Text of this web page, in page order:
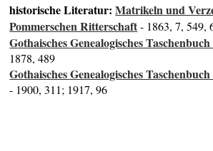
historische Literatur:Matrikeln und
Pommerschen Ritterschaft- 1863, 7, 549,
Gothaisches Genealogisches
1878, 489
Gothaisches Genealogisches
- 1900, 311; 1917, 96